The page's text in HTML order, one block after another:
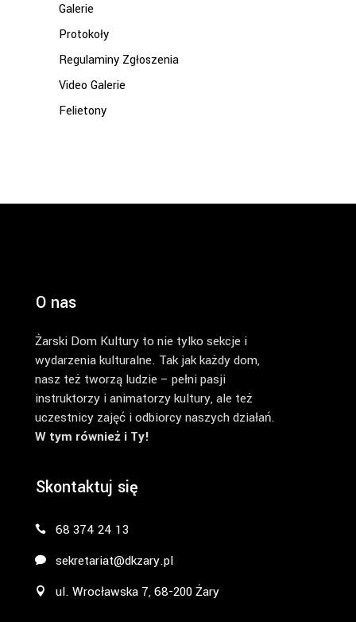
Galerie
Protokoły
Regulaminy Zgłoszenia
Video Galerie
Felietony
O nas
Żarski Dom Kultury to nie tylko sekcje i
wydarzenia kulturalne. Tak jak każdy dom,
nasz też tworzą ludzie – pełni pasji
instruktorzy i animatorzy kultury, ale też
uczestnicy zajęć i odbiorcy naszych działań.
W tym również i Ty!
Skontaktuj się
68 374 24 13
sekretariat@dkzary.pl
ul. Wrocławska 7, 68-200 Żary